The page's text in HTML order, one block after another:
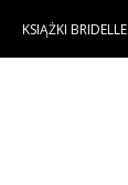
KSIĄŻKI BRIDELLE